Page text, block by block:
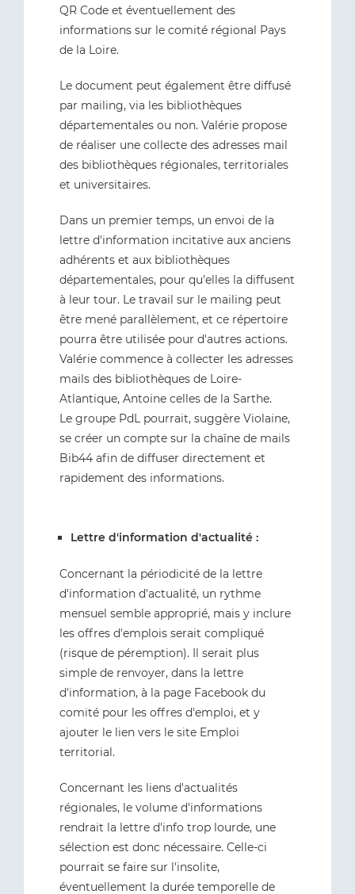
QR Code et éventuellement des
informations sur le comité régional Pays
de la Loire.
Le document peut également être diffusé
par mailing, via les bibliothèques
départementales ou non. Valérie propose
de réaliser une collecte des adresses mail
des bibliothèques régionales, territoriales
et universitaires.
Dans un premier temps, un envoi de la
lettre d'information incitative aux anciens
adhérents et aux bibliothèques
départementales, pour qu'elles la diffusent
à leur tour. Le travail sur le mailing peut
être mené parallèlement, et ce répertoire
pourra être utilisée pour d'autres actions.
Valérie commence à collecter les adresses
mails des bibliothèques de Loire-
Atlantique, Antoine celles de la Sarthe.
Le groupe PdL pourrait, suggère Violaine,
se créer un compte sur la chaîne de mails
Bib44 afin de diffuser directement et
rapidement des informations.
Lettre d'information d'actualité :
Concernant la périodicité de la lettre
d'information d'actualité, un rythme
mensuel semble approprié, mais y inclure
les offres d'emplois serait compliqué
(risque de péremption). Il serait plus
simple de renvoyer, dans la lettre
d'information, à la page Facebook du
comité pour les offres d'emploi, et y
ajouter le lien vers le site Emploi
territorial.
Concernant les liens d'actualités
régionales, le volume d'informations
rendrait la lettre d'info trop lourde, une
sélection est donc nécessaire. Celle-ci
pourrait se faire sur l'insolite,
éventuellement la durée temporelle de